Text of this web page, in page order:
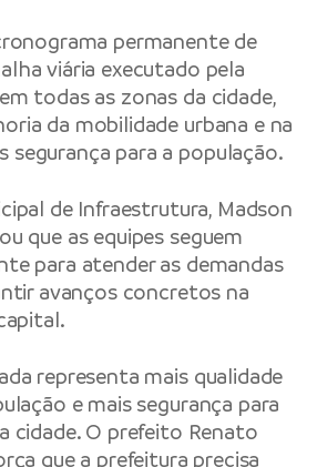
permanente de
viária executado pela
todas as zonas da cidade,
da mobilidade urbana e na
segurança para a população.
de Infraestrutura, Madson
que as equipes seguem
para atender as demandas
avanços concretos na
representa mais qualidade
e mais segurança para
cidade. O prefeito Renato
que a prefeitura precisa